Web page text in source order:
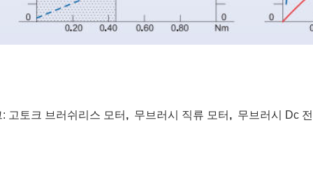
: 고토크 브러쉬리스 모터 , 무브러시 직류 모터 , 무브러시 Dc